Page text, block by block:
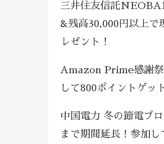
三井住友信託
&残高30,000円以上で
レゼント！
Amazon Prime感謝祭
して800ポイントゲッ
中国電力 冬の節電プ
まで期間延長！参加し